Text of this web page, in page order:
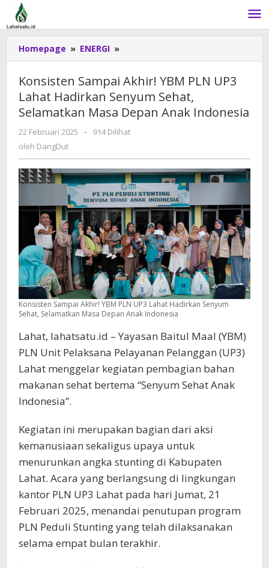
Lewati
konten
Homepage » ENERGI »
Sampai
Akhir!
YBM
PLN
UP3
Hadirkan
Sehat,
Selamatkan
Masa
Depan
Anak
Indonesia
Konsisten Sampai Akhir! YBM PLN UP3
Lahat Hadirkan Senyum Sehat,
Selamatkan Masa Depan Anak Indonesia
22 Februari 2025
oleh
-
914 Dilihat
oleh DangDut
Konsisten Sampai Akhir! YBM PLN UP3 Lahat Hadirkan Senyum
Sehat, Selamatkan Masa Depan Anak Indonesia
Lahat, lahatsatu.id – Yayasan Baitul Maal (YBM)
PLN Unit Pelaksana Pelayanan Pelanggan (UP3)
Lahat menggelar kegiatan pembagian bahan
makanan sehat bertema “Senyum Sehat Anak
Indonesia”.
Kegiatan ini merupakan bagian dari aksi
kemanusiaan sekaligus upaya untuk
menurunkan angka stunting di Kabupaten
Lahat. Acara yang berlangsung di lingkungan
kantor PLN UP3 Lahat pada hari Jumat, 21
Februari 2025, menandai penutupan program
PLN Peduli Stunting yang telah dilaksanakan
selama empat bulan terakhir.